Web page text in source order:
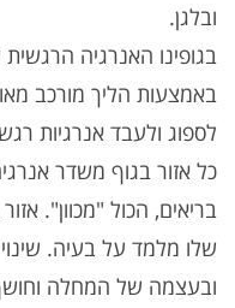
ובלגן.
בגופינו האנרגיה הרגשית
באמצעות הליך מורכב
לספוג ולעבד אנרגיות
כל אזור בגוף משדר
בריאים, הכול "מכוון".
שלו מלמד על בעיה.
ובעצמה של המחלה